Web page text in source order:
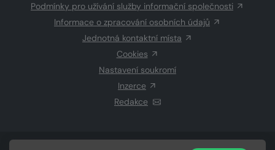
Podmínky pro užívání služby informační společnosti
Informace o zpracování osobních údajů
Jednotná kontaktní místa
Cookies
Nastavení soukromí
Inzerce
Redakce